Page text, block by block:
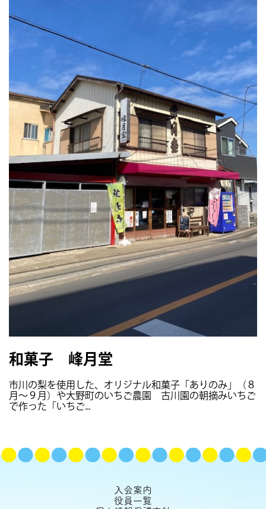
和菓子 峰月堂
市川の梨を使用した、オリジナル和菓子「ありのみ」（８
月〜９月）や大野町のいちご農園 古川園の朝摘みいちご
で作った「いちご...
入会案内
役員一覧